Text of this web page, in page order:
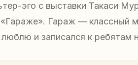
эго с выставки Такаси
Гараж — классный
люблю и записался к ребятам